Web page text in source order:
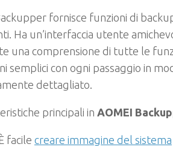
fornisce funzioni di
Ha un’interfaccia utente
una comprensione di tutte le
semplici con ogni passaggio in
dettagliato.
principali in AOMEI
facile creare immagine del sistema